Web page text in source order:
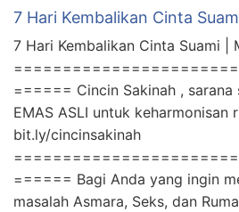
7 Hari Kembalikan Cinta
7 Hari Kembalikan Cinta Suami |
====== Cincin Sakinah , sarana
EMAS ASLI untuk keharmonisan
bit.ly/cincinsakinah
====== Bagi Anda yang ingin
masalah Asmara, Seks, dan